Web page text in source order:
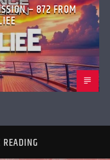
– 872 FROM